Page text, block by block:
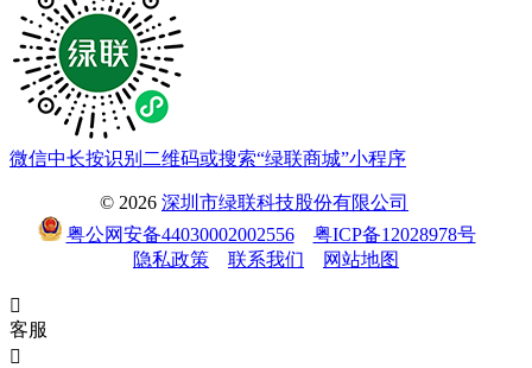
微信中长按识别二维码或搜索“绿联商城”小程序
© 2026 深圳市绿联科技股份有限公司
粤公网安备44030002002556
粤ICP备12028978号
隐私政策
联系我们 网站地图

客服
